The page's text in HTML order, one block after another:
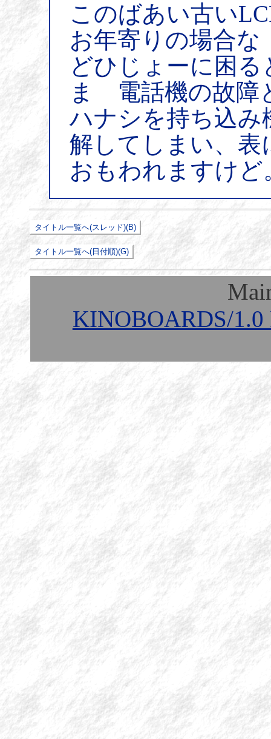
このばあい古い
お年寄りの場合な
どひじょーに困
ま 電話機の故障
ハナシを持ち込み
解してしまい、
おもわれますけど
KINOBOARDS/1.0